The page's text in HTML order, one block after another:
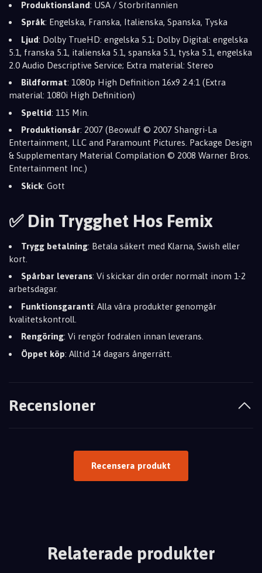
Produktionsland: USA / Storbritannien
Språk: Engelska, Franska, Italienska, Spanska, Tyska
Ljud: Dolby TrueHD: engelska 5.1; Dolby Digital: engelska
5.1, franska 5.1, italienska 5.1, spanska 5.1, tyska 5.1, engelska
2.0 Audio Descriptive Service; Extra material: Stereo
Bildformat: 1080p High Definition 16x9 2.4:1 (Extra
material: 1080i High Definition)
Speltid: 115 Min.
Produktionsår: 2007 (Beowulf © 2007 Shangri-La
Entertainment, LLC and Paramount Pictures. Package Design
& Supplementary Material Compilation © 2008 Warner Bros.
Entertainment Inc.)
Skick: Gott
✅ Din Trygghet Hos Femix
Trygg betalning: Betala säkert med Klarna, Swish eller
kort.
Spårbar leverans: Vi skickar din order normalt inom 1-2
arbetsdagar.
Funktionsgaranti: Alla våra produkter genomgår
kvalitetskontroll.
Rengöring: Vi rengör fodralen innan leverans.
Öppet köp: Alltid 14 dagars ångerrätt.
Recensioner
Recensera produkt
Relaterade produkter